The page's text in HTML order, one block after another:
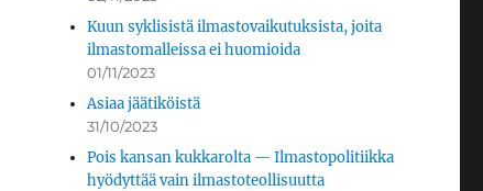
Kuun syklisistä ilmastovaikutuksista, joita
ilmastomalleissa ei huomioida
01/11/2023
Asiaa jäätiköistä
31/10/2023
Pois kansan kukkarolta — Ilmastopolitiikka
hyödyttää vain ilmastoteollisuutta